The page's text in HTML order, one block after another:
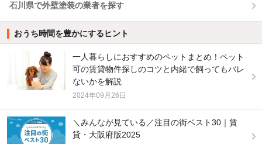
石川県で外壁塗装の業者を探す
おうち時間を豊かにするヒント
一人暮らしにおすすめのペットまとめ！ペット
可の賃貸物件探しのコツと内緒で飼ってもバレ
ないかを解説
2024年09月26日
＼みんなが見ている／注目の街ベスト30｜賃
貸・大阪府版2025